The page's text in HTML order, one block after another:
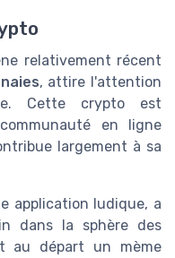
relativement récent
, attire l'attention
Cette crypto est
en ligne
largement à sa
application ludique, a
dans la sphère des
au départ un mème